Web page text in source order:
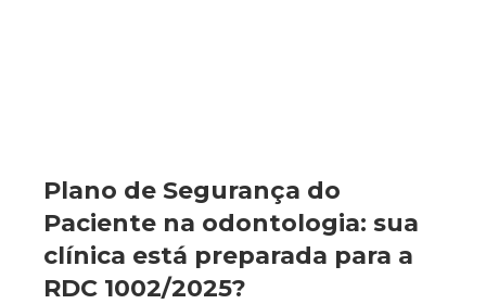
Plano de Segurança do
Paciente na odontologia: sua
clínica está preparada para a
RDC 1002/2025?